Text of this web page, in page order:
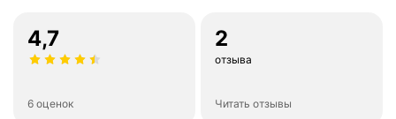
4,7
6 оценок
2
отзыва
Читать отзывы